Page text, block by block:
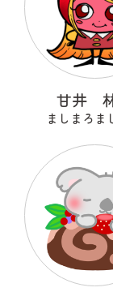
甘井
ましまろま